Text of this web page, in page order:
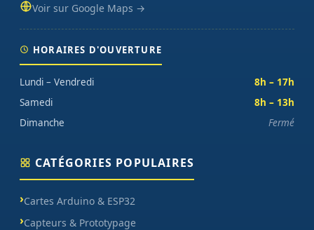
Voir sur Google Maps →
HORAIRES D'OUVERTURE
Lundi – Vendredi
8h – 17h
Samedi
8h – 13h
Dimanche
Fermé
CATÉGORIES POPULAIRES
Cartes Arduino & ESP32
Capteurs & Prototypage